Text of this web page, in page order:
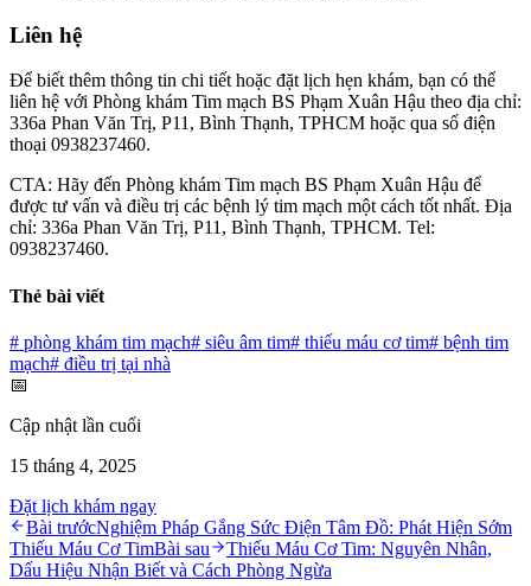
Liên hệ
Để biết thêm thông tin chi tiết hoặc đặt lịch hẹn khám, bạn có thể
liên hệ với Phòng khám Tim mạch BS Phạm Xuân Hậu theo địa chỉ:
336a Phan Văn Trị, P11, Bình Thạnh, TPHCM hoặc qua số điện
thoại 0938237460.
CTA: Hãy đến Phòng khám Tim mạch BS Phạm Xuân Hậu để
được tư vấn và điều trị các bệnh lý tim mạch một cách tốt nhất. Địa
chỉ: 336a Phan Văn Trị, P11, Bình Thạnh, TPHCM. Tel:
0938237460.
Thẻ bài viết
# phòng khám tim mạch# siêu âm tim# thiếu máu cơ tim# bệnh tim
mạch# điều trị tại nhà
📅
Cập nhật lần cuối
15 tháng 4, 2025
Đặt lịch khám ngay
Bài trướcNghiệm Pháp Gắng Sức Điện Tâm Đồ: Phát Hiện Sớm
Thiếu Máu Cơ TimBài sau
Thiếu Máu Cơ Tim: Nguyên Nhân,
Dấu Hiệu Nhận Biết và Cách Phòng Ngừa